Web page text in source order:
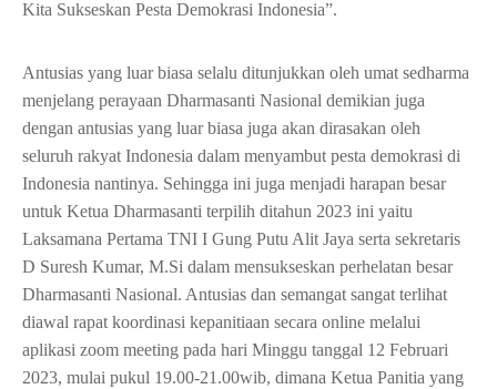
Kita Sukseskan Pesta Demokrasi Indonesia”.
Antusias yang luar biasa selalu ditunjukkan oleh umat sedharma
menjelang perayaan Dharmasanti Nasional demikian juga
dengan antusias yang luar biasa juga akan dirasakan oleh
seluruh rakyat Indonesia dalam menyambut pesta demokrasi di
Indonesia nantinya. Sehingga ini juga menjadi harapan besar
untuk Ketua Dharmasanti terpilih ditahun 2023 ini yaitu
Laksamana Pertama TNI I Gung Putu Alit Jaya serta sekretaris
D Suresh Kumar, M.Si dalam mensukseskan perhelatan besar
Dharmasanti Nasional. Antusias dan semangat sangat terlihat
diawal rapat koordinasi kepanitiaan secara online melalui
aplikasi zoom meeting pada hari Minggu tanggal 12 Februari
2023, mulai pukul 19.00-21.00wib, dimana Ketua Panitia yang